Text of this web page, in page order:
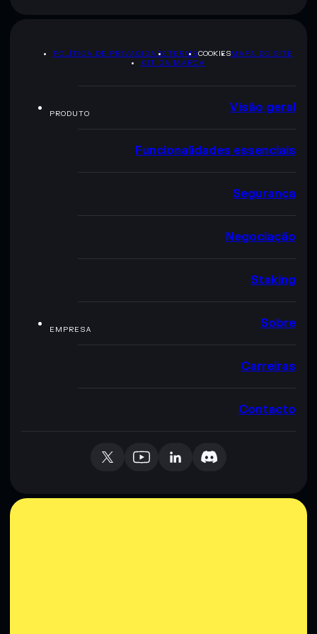
POLÍTICA DE PRIVACIDADETERMSCOOKIESMAPA DO SITE
KIT DA MARCA
PRODUTO Visão geral
Funcionalidades essenciais
Segurança
Negociação
Staking
EMPRESA Sobre
Carreiras
Contacto